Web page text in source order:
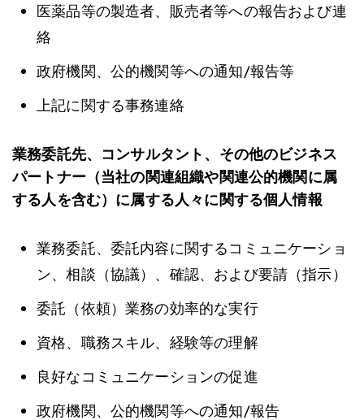
医薬品等の製造者、販売者等への報告および連
絡
政府機関、公的機関等への通知/報告等
上記に関する事務連絡
業務委託先、コンサルタント、その他のビジネス
パートナー（当社の関連組織や関連公的機関に属
する人を含む）に属する人々に関する個人情報
業務委託、委託内容に関するコミュニケーショ
ン、相談（協議）、確認、および要請（指示）
委託（依頼）業務の効率的な実行
資格、職務スキル、経験等の理解
良好なコミュニケーションの促進
政府機関、公的機関等への通知/報告